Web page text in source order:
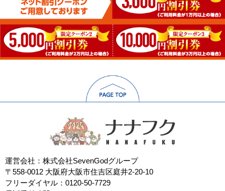
運営会社：株式会社SevenGodグループ
〒558-0012 大阪府大阪市住吉区庭井2-20-10
フリーダイヤル：0120-50-7729